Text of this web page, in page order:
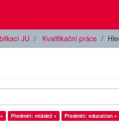
JU Kvalifikační práce
Předmět: mládež × Předmět: education ×